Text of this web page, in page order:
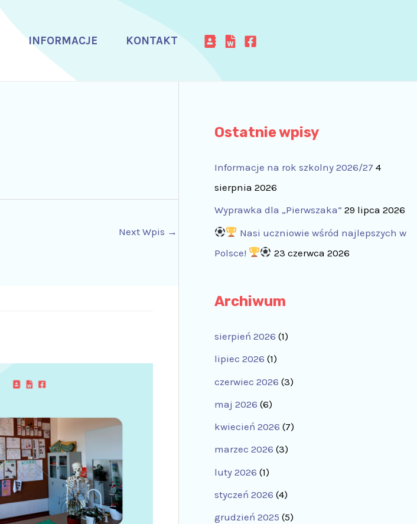
INFORMACJE KONTAKT
Next Wpis →
Ostatnie wpisy
Informacje na rok szkolny 2026/27 4
sierpnia 2026
Wyprawka dla „Pierwszaka” 29 lipca 2026
Nasi uczniowie wśród najlepszych w
Polsce!
23 czerwca 2026
Archiwum
sierpień 2026 (1)
lipiec 2026 (1)
czerwiec 2026 (3)
maj 2026 (6)
kwiecień 2026 (7)
marzec 2026 (3)
luty 2026 (1)
styczeń 2026 (4)
grudzień 2025 (5)